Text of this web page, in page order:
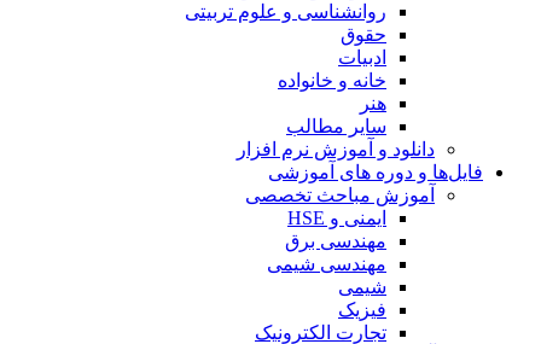
روانشناسی و علوم تربیتی
حقوق
ادبیات
خانه و خانواده
هنر
سایر مطالب
دانلود و آموزش نرم افزار
فایل‌ها و دوره های آموزشی
آموزش مباحث تخصصی
ایمنی و HSE
مهندسی برق
مهندسی شیمی
شیمی
فیزیک
تجارت الکترونیک